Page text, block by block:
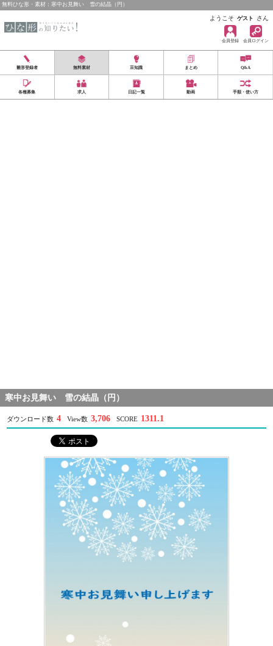
無料ひな形・素材：寒中お見舞い 雪の結晶（円）
ようこそ ゲスト さん
会員登録 会員ログイン
雛形登録者 無料素材 豆知識 まとめ Q&A
各種募集 求人 日記一覧 動画 手順・使い方
寒中お見舞い 雪の結晶（円）
ダウンロード数 4 View数 3,706 SCORE 1311.1